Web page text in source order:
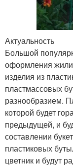
Актуальность
Большой
оформления
изделия из
пластмассовых
разнообразием.
которой будет
предыдущей, и
составлении
пластиковых
цветник и будут